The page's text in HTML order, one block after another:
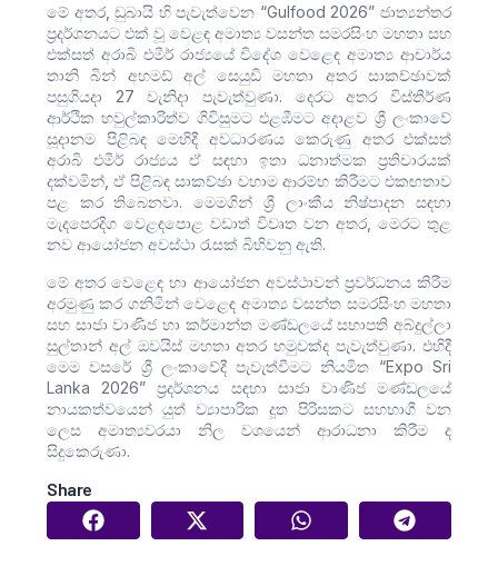
මේ අතර, ඩුබායි හි පැවැත්වෙන “Gulfood 2026” ජාත්‍යන්තර
ප්‍රදර්ශනයට එක් වූ වෙළඳ අමාත්‍ය වසන්ත සමරසිංහ මහතා සහ
එක්සත් අරාබි එමීර් රාජ්‍යයේ විදේශ වෙළෙඳ අමාත්‍ය ආචාර්ය
තානි බින් අහමඩ් අල් සෙයුඩි මහතා අතර සාකච්ඡාවක්
පසුගියදා 27 වැනිදා පැවැත්වුණා. දෙරට අතර විස්තීර්ණ
ආර්ථික හවුල්කාරිත්ව ගිවිසුමට එළඹීමට අදාළව ශ්‍රී ලංකාවේ
සූදානම පිළිබඳ මෙහිදී අවධාරණය කෙරුණු අතර ‍එක්සත්
අරාබි එමීර් රාජ්‍යය ඒ සඳහා ඉතා ධනාත්මක ප්‍රතිචාරයක්
දක්වමින්, ඒ පිළිබඳ සාකච්ඡා වහාම ආරම්භ කිරීමට එකඟතාව
පළ කර තිබෙනවා. මෙමගින් ශ්‍රී ලාංකීය නිෂ්පාදන සඳහා
මැදපෙරදිග වෙළඳපොළ වඩාත් විවෘත වන අතර, මෙරට තුළ
නව ආයෝජන අවස්ථා රැසක් බිහිවනු ඇති.
මේ අතර වෙළෙඳ හා ආයෝජන අවස්ථාවන් ප්‍රවර්ධනය කිරීම
අරමුණු කර ගනිමින් වෙළෙඳ අමාත්‍ය වසන්ත සමරසිංහ මහතා
සහ සාජා වාණිජ හා කර්මාන්ත මණ්ඩලයේ සභාපති අබ්දුල්ලා
සුල්තාන් අල් ඔවයිස් මහතා අතර හමුවක්ද පැවැත්වුණා. එහිදී
මෙම වසරේ ශ්‍රී ලංකාවේදී පැවැත්වීමට නියමිත “Expo Sri
Lanka 2026” ප්‍රදර්ශනය සඳහා සාජා වාණිජ මණ්ඩලයේ
නායකත්වයෙන් යුත් ව්‍යාපාරික දූත පිරිසකට සහභාගී වන
ලෙස අමාත්‍යවරයා නිල වශයෙන් ආරාධනා කිරීම ද
සිදුකෙරුණා.
Share